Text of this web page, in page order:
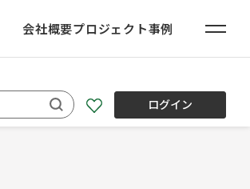
会社概要プロジェクト事例
ログイン